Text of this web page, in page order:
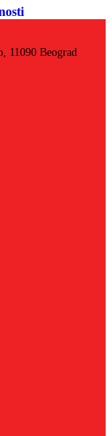
11090 Beograd